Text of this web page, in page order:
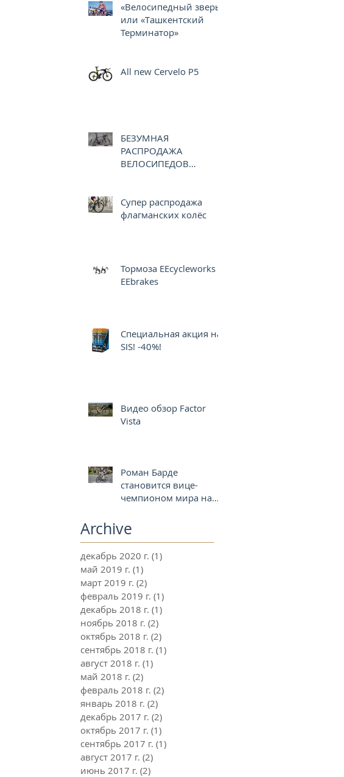
«Велосипедный зверь»
или «Ташкентский
Терминатор»
All new Cervelo P5
БЕЗУМНАЯ
РАСПРОДАЖА
ВЕЛОСИПЕДОВ
Супер распродажа
флагманских колёс
Тормоза EEcycleworks
EEbrakes
Специальная акция на
SIS! -40%!
Видео обзор Factor
Vista
Роман Барде
становится вице-
чемпионом мира на
Archive
декабрь 2020 г. (1)
май 2019 г. (1)
март 2019 г. (2)
февраль 2019 г. (1)
декабрь 2018 г. (1)
ноябрь 2018 г. (2)
октябрь 2018 г. (2)
сентябрь 2018 г. (1)
август 2018 г. (1)
май 2018 г. (2)
февраль 2018 г. (2)
январь 2018 г. (2)
декабрь 2017 г. (2)
октябрь 2017 г. (1)
сентябрь 2017 г. (1)
август 2017 г. (2)
июнь 2017 г. (2)